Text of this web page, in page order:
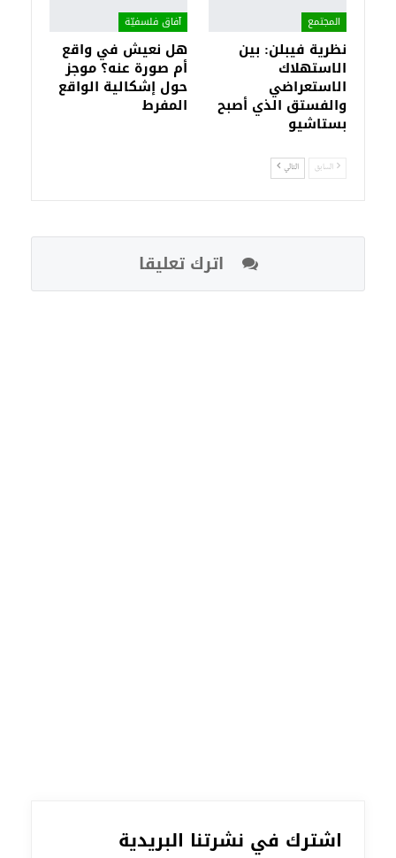
المجتمع
نظرية فيبلن: بين
الاستهلاك
الاستعراضي
والفستق الذي أصبح
بستاشيو
آفاق فلسفيّة‎
هل نعيش في واقع
أم صورة عنه؟ موجز
حول إشكالية الواقع
المفرط
السابق التالي
اترك تعليقا
اشترك في نشرتنا البريدية